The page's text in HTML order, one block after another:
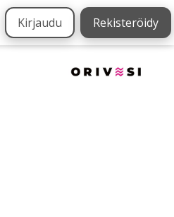
Kirjaudu Rekisteröidy